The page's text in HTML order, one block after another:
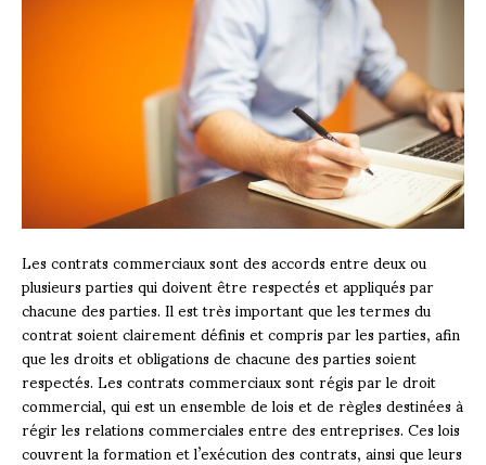
Les contrats commerciaux sont des accords entre deux ou
plusieurs parties qui doivent être respectés et appliqués par
chacune des parties. Il est très important que les termes du
contrat soient clairement définis et compris par les parties, afin
que les droits et obligations de chacune des parties soient
respectés. Les contrats commerciaux sont régis par le droit
commercial, qui est un ensemble de lois et de règles destinées à
régir les relations commerciales entre des entreprises. Ces lois
couvrent la formation et l’exécution des contrats, ainsi que leurs